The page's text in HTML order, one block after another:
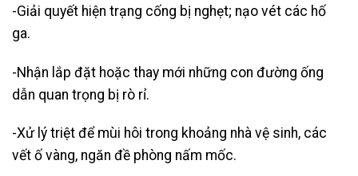
-Giải quyết hiện trạng cống bị nghẹt; nạo vét các hố
ga.
-Nhận lắp đặt hoặc thay mới những con đường ống
dẫn quan trọng bị rò rỉ.
-Xử lý triệt để mùi hôi trong khoảng nhà vệ sinh, các
vết ố vàng, ngăn đề phòng nấm mốc.